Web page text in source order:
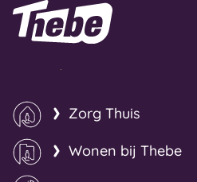
Naar homepage
Zorg Thuis
Wonen bij Thebe